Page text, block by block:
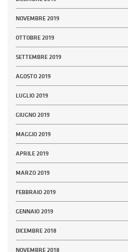
NOVEMBRE 2019
OTTOBRE 2019
SETTEMBRE 2019
AGOSTO 2019
LUGLIO 2019
GIUGNO 2019
MAGGIO 2019
APRILE 2019
MARZO 2019
FEBBRAIO 2019
GENNAIO 2019
DICEMBRE 2018
NOVEMBRE 2018